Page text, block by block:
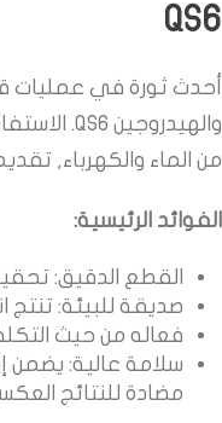
QS6
أحدث ثورة في عمليات
من الماء والكهرباء,
الفوائد الرئيسية:
القطع الدقيق:
صديقة للبيئة: تنتج
فعاله من حيث
سلامة عالية: يضمن
مضادة للنتائج